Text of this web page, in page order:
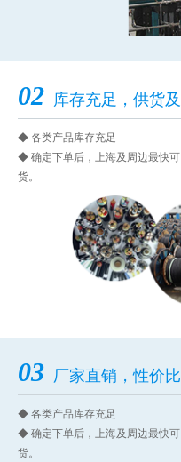
02 库存充足，供货
◆ 各类产品库存充足
◆ 确定下单后，上海及周边最快
货。
03 厂家直销，性价
◆ 各类产品库存充足
◆ 确定下单后，上海及周边最快
货。